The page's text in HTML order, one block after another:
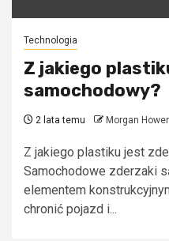
Technologia
Z jakiego
samochodowy?
2 lata temu Morgan
Z jakiego plastiku jest
Samochodowe zderzaki
elementem
chronić pojazd i...